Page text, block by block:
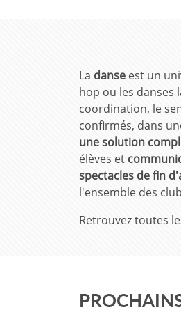
La danse est un
hop ou les danses
coordination, le
confirmés, dans
une solution
élèves et
spectacles de fin
l'ensemble des
Retrouvez toutes